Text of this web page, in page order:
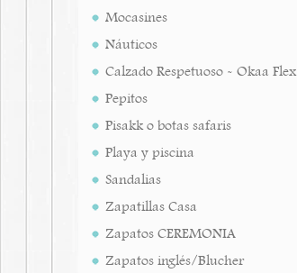
Mocasines
Náuticos
Calzado Respetuoso - Okaa Flex
Pepitos
Pisakk o botas safaris
Playa y piscina
Sandalias
Zapatillas Casa
Zapatos CEREMONIA
Zapatos inglés/Blucher